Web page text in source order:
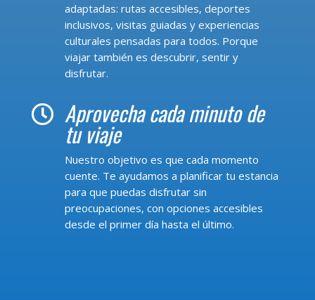
adaptadas: rutas accesibles, deportes
inclusivos, visitas guiadas y experiencias
culturales pensadas para todos. Porque
viajar también es descubrir, sentir y
disfrutar.
 Aprovecha cada minuto de
tu viaje
Nuestro objetivo es que cada momento
cuente. Te ayudamos a planificar tu estancia
para que puedas disfrutar sin
preocupaciones, con opciones accesibles
desde el primer día hasta el último.